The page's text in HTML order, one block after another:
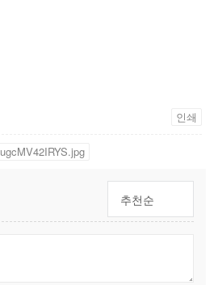
인쇄
ugcMV42IRYS.jpg
추천순